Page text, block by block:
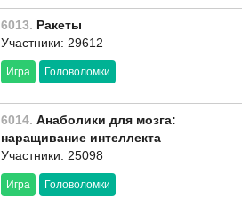
6013. Ракеты
Участники: 29612
Игра Головоломки
6014. Анаболики для мозга:
наращивание интеллекта
Участники: 25098
Игра Головоломки